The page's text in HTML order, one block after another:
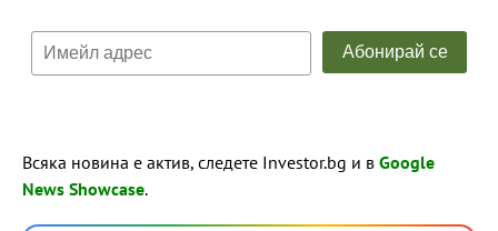
Всяка новина е актив, следете Investor.bg и в Google
News Showcase.